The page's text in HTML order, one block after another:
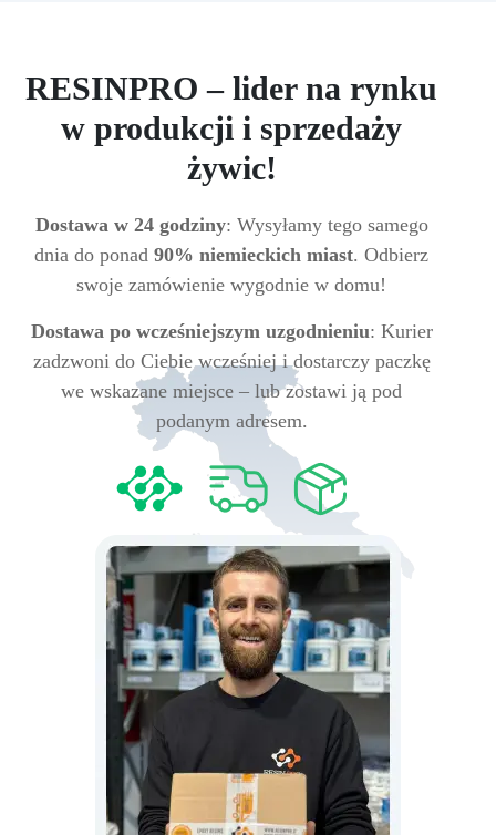
RESINPRO – lider na rynku
w produkcji i sprzedaży
żywic!
Dostawa w 24 godziny: Wysyłamy tego samego
dnia do ponad 90% niemieckich miast. Odbierz
swoje zamówienie wygodnie w domu!
Dostawa po wcześniejszym uzgodnieniu: Kurier
zadzwoni do Ciebie wcześniej i dostarczy paczkę
we wskazane miejsce – lub zostawi ją pod
podanym adresem.